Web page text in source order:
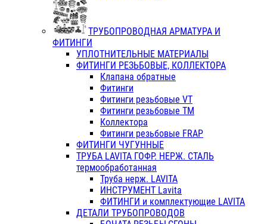
ТРУБОПРОВОДНАЯ АРМАТУРА И
ФИТИНГИ
УПЛОТНИТЕЛЬНЫЕ МАТЕРИАЛЫ
ФИТИНГИ РЕЗЬБОВЫЕ, КОЛЛЕКТОРА
Клапана обратные
Фитинги
Фитинги резьбовые VT
Фитинги резьбовые ТМ
Коллектора
Фитинги резьбовые FRAP
ФИТИНГИ ЧУГУННЫЕ
ТРУБА LAVITA ГОФР. НЕРЖ. СТАЛЬ
термообработанная
Труба нерж. LAVITA
ИНСТРУМЕНТ Lavita
ФИТИНГИ и комплектующие LAVITA
ДЕТАЛИ ТРУБОПРОВОДОВ